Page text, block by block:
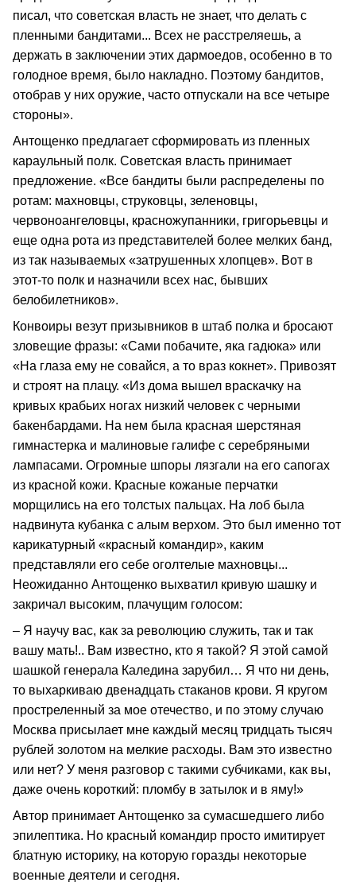
писал, что советская власть не знает, что делать с
пленными бандитами... Всех не расстреляешь, а
держать в заключении этих дармоедов, особенно в то
голодное время, было накладно. Поэтому бандитов,
отобрав у них оружие, часто отпускали на все четыре
стороны».
Антощенко предлагает сформировать из пленных
караульный полк. Советская власть принимает
предложение. «Все бандиты были распределены по
ротам: махновцы, струковцы, зеленовцы,
червоноангеловцы, красножупанники, григорьевцы и
еще одна рота из представителей более мелких банд,
из так называемых «затрушенных хлопцев». Вот в
этот-то полк и назначили всех нас, бывших
белобилетников».
Конвоиры везут призывников в штаб полка и бросают
зловещие фразы: «Сами побачите, яка гадюка» или
«На глаза ему не совайся, а то враз кокнет». Привозят
и строят на плацу. «Из дома вышел враскачку на
кривых крабьих ногах низкий человек с черными
бакенбардами. На нем была красная шерстяная
гимнастерка и малиновые галифе с серебряными
лампасами. Огромные шпоры лязгали на его сапогах
из красной кожи. Красные кожаные перчатки
морщились на его толстых пальцах. На лоб была
надвинута кубанка с алым верхом. Это был именно тот
карикатурный «красный командир», каким
представляли его себе оголтелые махновцы...
Неожиданно Антощенко выхватил кривую шашку и
закричал высоким, плачущим голосом:
– Я научу вас, как за революцию служить, так и так
вашу мать!.. Вам известно, кто я такой? Я этой самой
шашкой генерала Каледина зарубил… Я что ни день,
то выхаркиваю двенадцать стаканов крови. Я кругом
простреленный за мое отечество, и по этому случаю
Москва присылает мне каждый месяц тридцать тысяч
рублей золотом на мелкие расходы. Вам это известно
или нет? У меня разговор с такими субчиками, как вы,
даже очень короткий: пломбу в затылок и в яму!»
Автор принимает Антощенко за сумасшедшего либо
эпилептика. Но красный командир просто имитирует
блатную историку, на которую горазды некоторые
военные деятели и сегодня.